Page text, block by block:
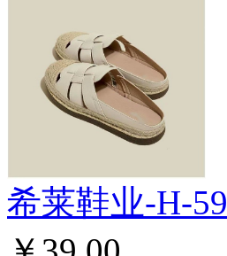
希莱鞋业-H-59